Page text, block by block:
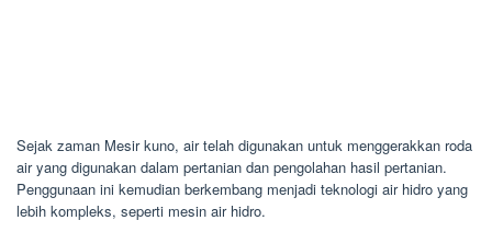
Sejak zaman Mesir kuno, air telah digunakan untuk menggerakkan roda
air yang digunakan dalam pertanian dan pengolahan hasil pertanian.
Penggunaan ini kemudian berkembang menjadi teknologi air hidro yang
lebih kompleks, seperti mesin air hidro.